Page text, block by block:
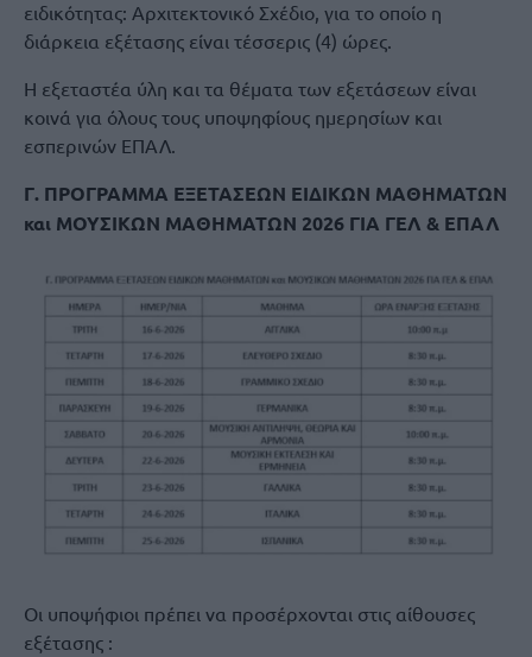
ειδικότητας: Αρχιτεκτονικό Σχέδιο, για το οποίο η
διάρκεια εξέτασης είναι τέσσερις (4) ώρες.
Η εξεταστέα ύλη και τα θέματα των εξετάσεων είναι
κοινά για όλους τους υποψηφίους ημερησίων και
εσπερινών ΕΠΑΛ.
Γ. ΠΡΟΓΡΑΜΜΑ ΕΞΕΤΑΣΕΩΝ ΕΙΔΙΚΩΝ ΜΑΘΗΜΑΤΩΝ
και ΜΟΥΣΙΚΩΝ ΜΑΘΗΜΑΤΩΝ 2026 ΓΙΑ ΓΕΛ & ΕΠΑΛ
Οι υποψήφιοι πρέπει να προσέρχονται στις αίθουσες
εξέτασης :